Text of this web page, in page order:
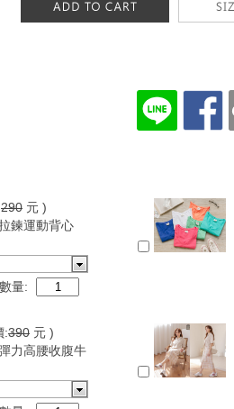
290 元 )
鍊運動背心
數量:
:390 元 )
力高腰收腹牛